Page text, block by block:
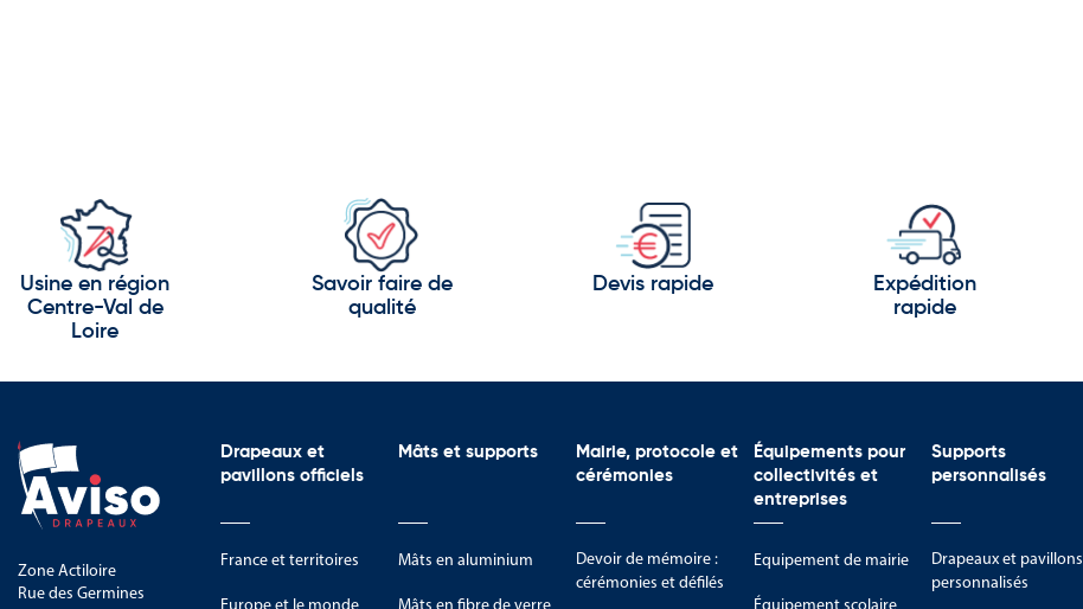
Usine en région
Centre-Val de
Loire
Savoir faire de
qualité
Devis rapide
Expédition
rapide
Zone Actiloire
Rue des Germines
Drapeaux et
pavillons officiels
France et territoires
Mâts et supports
Mâts en aluminium
Mairie, protocole et
cérémonies
Devoir de mémoire :
cérémonies et défilés
Équipements pour
collectivités et
entreprises
Equipement de mairie
Supports
personnalisés
Drapeaux et pavillons
personnalisés